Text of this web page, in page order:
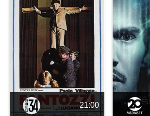
21:00